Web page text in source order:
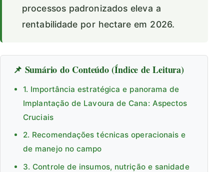
processos padronizados eleva a
rentabilidade por hectare em 2026.
📌 Sumário do Conteúdo (Índice de Leitura)
1. Importância estratégica e panorama de
Implantação de Lavoura de Cana: Aspectos
Cruciais
2. Recomendações técnicas operacionais e
de manejo no campo
3. Controle de insumos, nutrição e sanidade